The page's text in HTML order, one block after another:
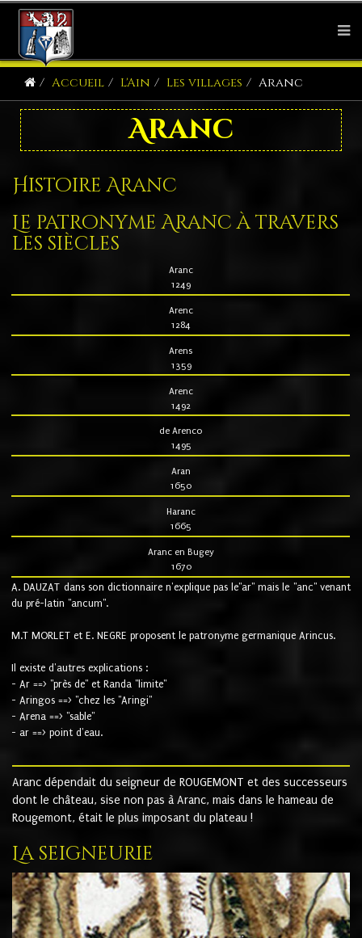
Accueil L'Ain Les villages Aranc
Aranc
Histoire Aranc
Le patronyme Aranc à travers
les siècles
Aranc
1249
Arenc
1284
Arens
1359
Arenc
1492
de Arenco
1495
Aran
1650
Haranc
1665
Aranc en Bugey
1670
A. DAUZAT dans son dictionnaire n'explique pas le"ar" mais le "anc" venant
du pré-latin "ancum".
M.T MORLET et E. NEGRE proposent le patronyme germanique Arincus.
Il existe d'autres explications :
- Ar ==> "près de" et Randa "limite"
- Aringos ==> "chez les "Aringi"
- Arena ==> "sable"
- ar ==> point d'eau.
Aranc dépendait du seigneur de ROUGEMONT et des successeurs
dont le château, sise non pas à Aranc, mais dans le hameau de
Rougemont, était le plus imposant du plateau !
La seigneurie